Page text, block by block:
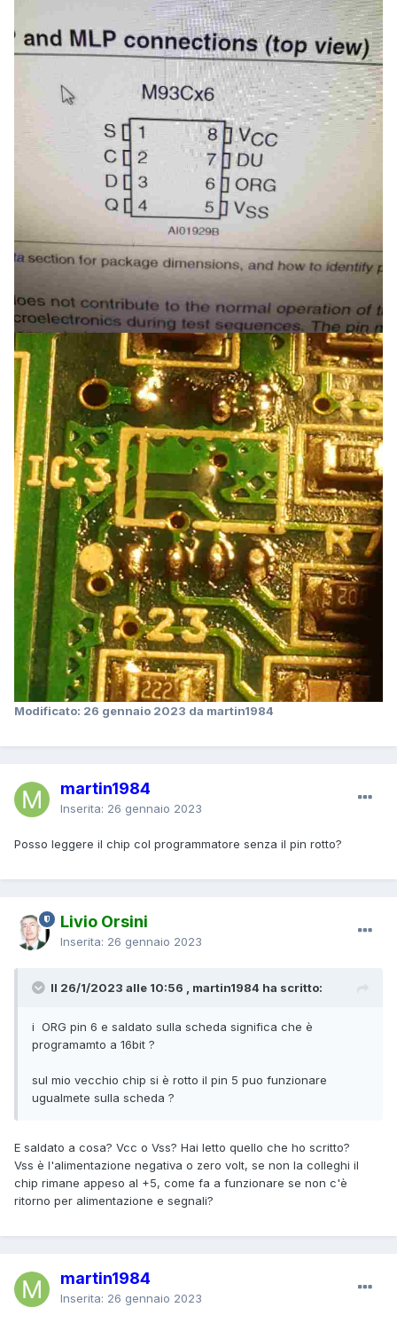
Modificato: 26 gennaio 2023 da martin1984
martin1984
Inserita: 26 gennaio 2023
Posso leggere il chip col programmatore senza il pin rotto?
Livio Orsini
Inserita: 26 gennaio 2023
Il 26/1/2023 alle 10:56 , martin1984 ha scritto:
i ORG pin 6 e saldato sulla scheda significa che è
programamto a 16bit ?
sul mio vecchio chip si è rotto il pin 5 puo funzionare
ugualmete sulla scheda ?
E saldato a cosa? Vcc o Vss? Hai letto quello che ho scritto?
Vss è l'alimentazione negativa o zero volt, se non la colleghi il
chip rimane appeso al +5, come fa a funzionare se non c'è
ritorno per alimentazione e segnali?
martin1984
Inserita: 26 gennaio 2023